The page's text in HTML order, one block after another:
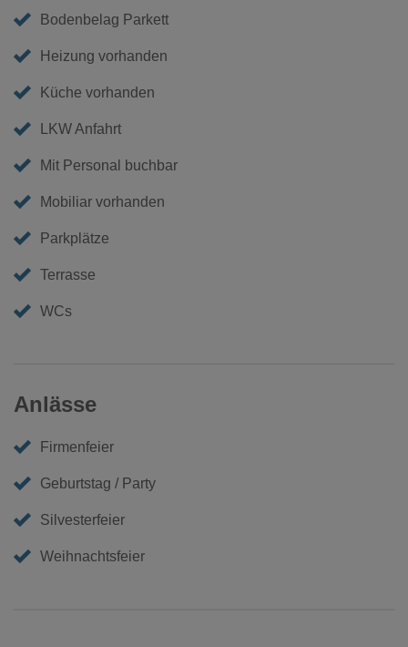
Bodenbelag Parkett
Heizung vorhanden
Küche vorhanden
LKW Anfahrt
Mit Personal buchbar
Mobiliar vorhanden
Parkplätze
Terrasse
WCs
Anlässe
Firmenfeier
Geburtstag / Party
Silvesterfeier
Weihnachtsfeier